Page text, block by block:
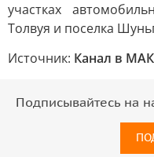
участках
Толвуя и поселка
Источник: Канал в
Подписывайтесь на